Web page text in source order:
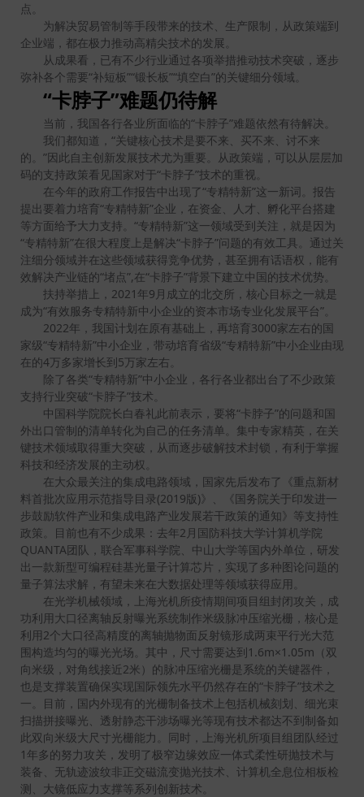
点。
为解决贸易管制等手段带来的技术、生产限制，从政策端到
企业端，都在极力推动高精尖技术的发展。
从成果看，已有不少行业通过各项举措推动技术突破，逐步
弥补各个需要“补短板”“锻长板”“填空白”的关键细分领域。
“卡脖子”难题仍待解
当前，我国各行各业所面临的“卡脖子”难题依然有待解决。
我们都知道，“关键核心技术是要不来、买不来、讨不来
的。”因此自主创新发展技术尤为重要。从政策端，可以从层层加
码的支持政策看见国家对于“卡脖子”技术的重视。
在今年的政府工作报告中出现了“专精特新”这一新词。报告
提出要着力培育“专精特新”企业，在资金、人才、孵化平台搭建
等方面给予大力支持。“专精特新”这一领域受到关注，就是因为
“专精特新”在很大程度上是解决“卡脖子”问题的有效工具。通过关
注细分领域并在这些领域获得竞争优势，甚至拥有话语权，能有
效解决产业链的“堵点”,在“卡脖子”背景下建立中国的技术优势。
扶持举措上，2021年9月成立的北交所，核心目标之一就是
成为“有效服务专精特新中小企业的资本市场专业化发展平台”。
2022年，我国计划在原有基础上，再培育3000家左右的国
家级“专精特新”中小企业，带动培育省级“专精特新”中小企业由现
在的4万多家增长到5万家左右。
除了各类“专精特新”中小企业，各行各业都出台了不少政策
支持行业突破“卡脖子”技术。
中国科学院院长白春礼此前表示，要将“卡脖子”的问题和国
外出口管制的清单转化为自己的任务清单。集中专家精英，在关
键技术领域取得重大突破，从而逐步破解技术封锁，有利于掌握
科技和经济发展的主动权。
在大众最关注的集成电路领域，国家先后发布了《重点新材
料首批次应用示范指导目录(2019版)》、《国务院关于印发进一
步鼓励软件产业和集成电路产业发展若干政策的通知》等支持性
政策。目前也有不少成果：去年2月国防科技大学计算机学院
QUANTA团队，联合军事科学院、中山大学等国内外单位，研发
出一款新型可编程硅基光量子计算芯片，实现了多种图论问题的
量子算法求解，有望未来在大数据处理等领域获得应用。
在光学机械领域，上海光机所疫情期间项目组封闭攻关，成
功利用大口径离轴反射曝光系统制作米级脉冲压缩光栅，核心是
利用2个大口径高精度的离轴抛物面反射镜形成两束平行光大范
围构造均匀的曝光光场。其中，尺寸需要达到1.6m×1.05m（双
向米级，对角线接近2米）的脉冲压缩光栅是系统的关键器件，
也是支撑装置确保实现国际领先水平仍然存在的“卡脖子”技术之
一。目前，国内外现有的光栅制备技术上包括机械刻划、细光束
扫描拼接曝光、透射静态干涉场曝光等现有技术都达不到制备如
此双向米级大尺寸光栅能力。同时，上海光机所项目组团队经过
1年多的努力攻关，发明了极窄边缘效应一体式柔性研抛技术与
装备、无轨迹波纹非正交磁流变抛光技术、计算机全息位相板检
测、大镜低应力支撑等系列创新技术。